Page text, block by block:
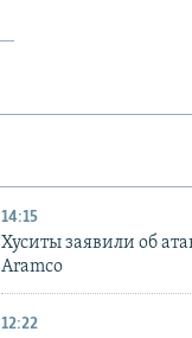
14:15
Хуситы заявили об
Aramco
12:22